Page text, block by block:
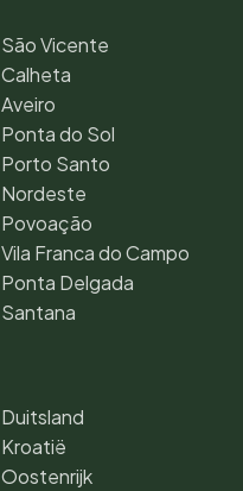
São Vicente
Calheta
Aveiro
Ponta do Sol
Porto Santo
Nordeste
Povoação
Vila Franca do Campo
Ponta Delgada
Santana
Duitsland
Kroatië
Oostenrijk